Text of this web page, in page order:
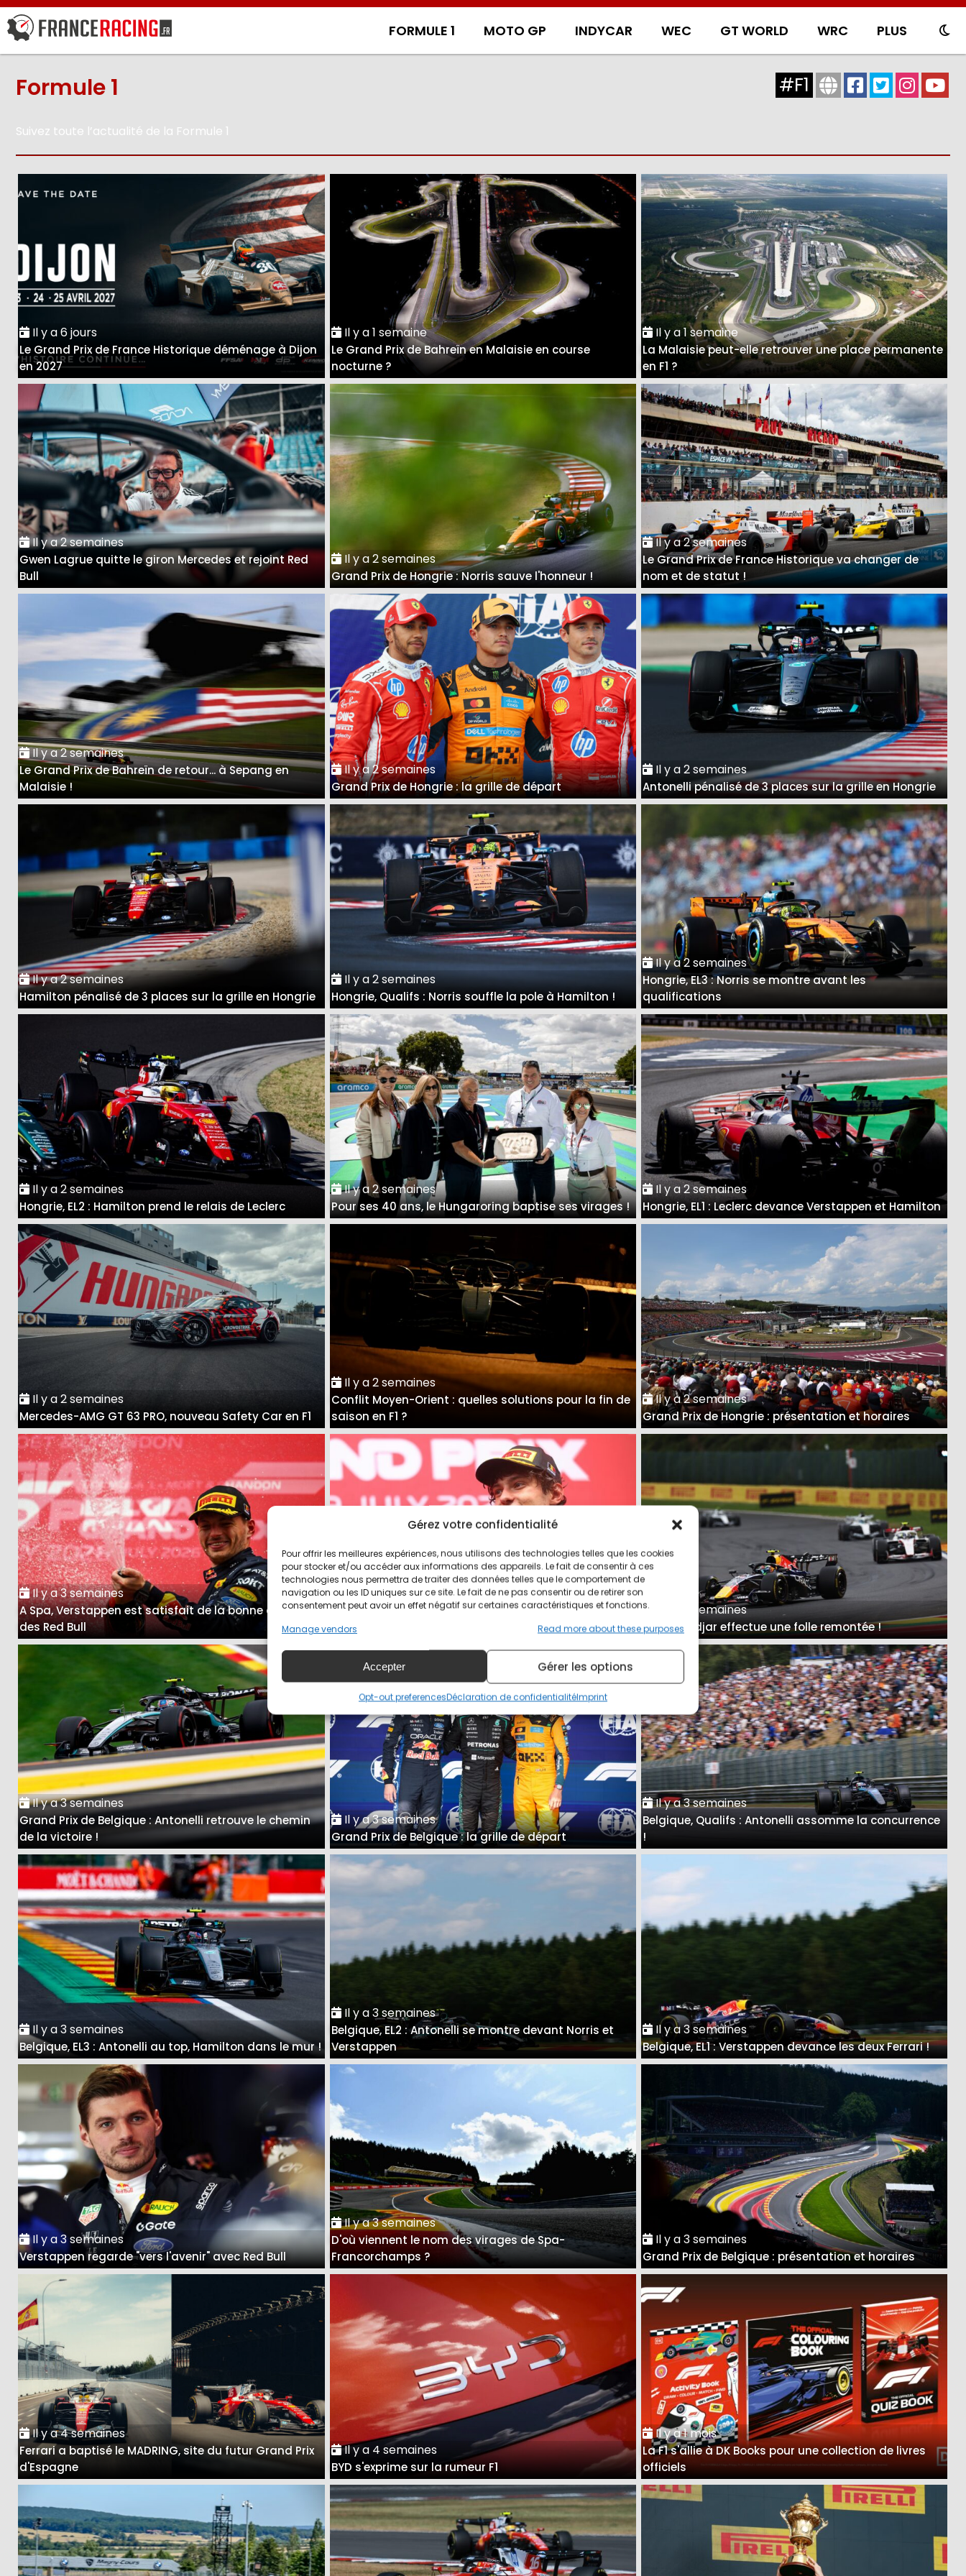
Gérez votre confidentialité
Pour offrir les meilleures expériences, nous utilisons des technologies telles que les cookies
pour stocker et/ou accéder aux informations des appareils. Le fait de consentir à ces
technologies nous permettra de traiter des données telles que le comportement de
navigation ou les ID uniques sur ce site. Le fait de ne pas consentir ou de retirer son
consentement peut avoir un effet négatif sur certaines caractéristiques et fonctions.
Manage vendors
Read more about these purposes
Accepter Gérer les options
Opt-out preferencesDéclaration de confidentialitéImprint
FORMULE 1 MOTO GP INDYCAR WEC GT WORLD WRC PLUS
#F1
Formule 1
Suivez toute l’actualité de la Formule 1
Il y a 6 jours
Le Grand Prix de France Historique déménage à Dijon
en 2027
Il y a 1 semaine
Le Grand Prix de Bahreïn en Malaisie en course
nocturne ?
Il y a 1 semaine
La Malaisie peut-elle retrouver une place permanente
en F1 ?
Il y a 2 semaines
Gwen Lagrue quitte le giron Mercedes et rejoint Red
Bull
Il y a 2 semaines
Grand Prix de Hongrie : Norris sauve l'honneur !
Il y a 2 semaines
Le Grand Prix de France Historique va changer de
nom et de statut !
Il y a 2 semaines
Le Grand Prix de Bahreïn de retour... à Sepang en
Malaisie !
Il y a 2 semaines
Grand Prix de Hongrie : la grille de départ
Il y a 2 semaines
Antonelli pénalisé de 3 places sur la grille en Hongrie
Il y a 2 semaines
Hamilton pénalisé de 3 places sur la grille en Hongrie
Il y a 2 semaines
Hongrie, Qualifs : Norris souffle la pole à Hamilton !
Il y a 2 semaines
Hongrie, EL3 : Norris se montre avant les
qualifications
Il y a 2 semaines
Hongrie, EL2 : Hamilton prend le relais de Leclerc
Il y a 2 semaines
Pour ses 40 ans, le Hungaroring baptise ses virages !
Il y a 2 semaines
Hongrie, EL1 : Leclerc devance Verstappen et Hamilton
Il y a 2 semaines
Mercedes-AMG GT 63 PRO, nouveau Safety Car en F1
Il y a 2 semaines
Conflit Moyen-Orient : quelles solutions pour la fin de
saison en F1 ?
Il y a 2 semaines
Grand Prix de Hongrie : présentation et horaires
Il y a 3 semaines
A Spa, Verstappen est satisfait de la bonne course
des Red Bull
Il y a 3 semaines
A Spa, Antonelli avait raison de se méfier de Ferrari
Il y a 3 semaines
A Spa, Hadjar effectue une folle remontée !
Il y a 3 semaines
Grand Prix de Belgique : Antonelli retrouve le chemin
de la victoire !
Il y a 3 semaines
Grand Prix de Belgique : la grille de départ
Il y a 3 semaines
Belgique, Qualifs : Antonelli assomme la concurrence
!
Il y a 3 semaines
Belgique, EL3 : Antonelli au top, Hamilton dans le mur !
Il y a 3 semaines
Belgique, EL2 : Antonelli se montre devant Norris et
Verstappen
Il y a 3 semaines
Belgique, EL1 : Verstappen devance les deux Ferrari !
Il y a 3 semaines
Verstappen regarde "vers l'avenir" avec Red Bull
Il y a 3 semaines
D'où viennent le nom des virages de Spa-
Francorchamps ?
Il y a 3 semaines
Grand Prix de Belgique : présentation et horaires
Il y a 4 semaines
Ferrari a baptisé le MADRING, site du futur Grand Prix
d'Espagne
Il y a 4 semaines
BYD s'exprime sur la rumeur F1
Il y a 1 mois
La F1 s'allie à DK Books pour une collection de livres
officiels